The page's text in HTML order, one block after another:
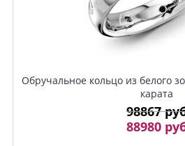
Обручальное кольцо из белого
карата
98867
88980